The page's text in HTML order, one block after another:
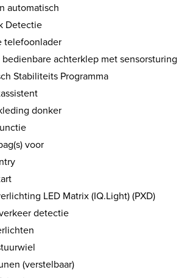
automatisch
Detectie
telefoonlader
bedienbare achterklep met sensorsturing
Stabiliteits Programma
donker
voor
LED Matrix (IQ.Light) (PXD)
detectie
(verstelbaar)